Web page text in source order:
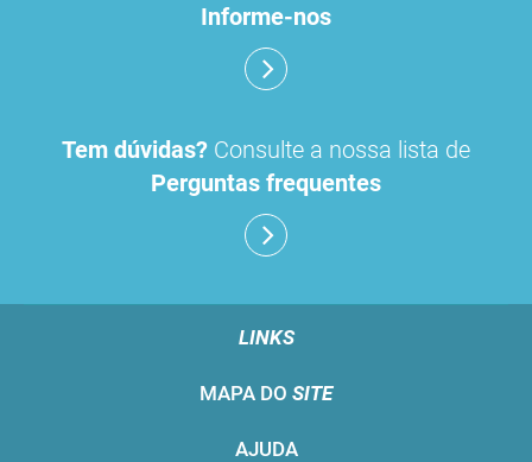
Informe-nos
Tem dúvidas? Consulte a nossa lista de
Perguntas frequentes
LINKS
MAPA DO SITE
AJUDA